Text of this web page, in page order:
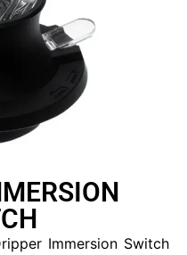
Immersion Switch